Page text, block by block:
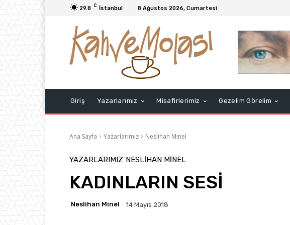
29.8 C İstanbul 8 Ağustos 2026, Cumartesi
Giriş Yazarlarımız Misafirlerimiz Gezelim Görelim
Ana Sayfa Yazarlarımız Neslihan Minel
YAZARLARIMIZ NESLIHAN MINEL
KADINLARIN SESİ
Neslihan Minel 14 Mayıs 2018